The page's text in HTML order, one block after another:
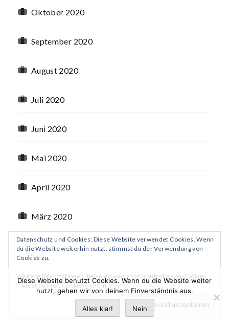
Oktober 2020
September 2020
August 2020
Juli 2020
Juni 2020
Mai 2020
April 2020
März 2020
Februar 2020
Januar 2020
Dezember 2019
Datenschutz und Cookies: Diese Website verwendet Cookies. Wenn
du die Website weiterhin nutzt, stimmst du der Verwendung von
Cookies zu.
Weitere Informationen, beispielsweise zur Kontrolle von Cookies,
findest du hier:Cookie-Richtlinie
Diese Website benutzt Cookies. Wenn du die Website weiter
nutzt, gehen wir von deinem Einverständnis aus.
Alles klar! Nein